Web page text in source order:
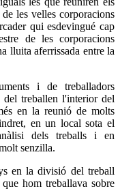
les velles corporacions
qui esdevingué cap
de les corporacions
lluita aferrissada entre la
i de treballadors
del treballen l'interior del
en la reunió de molts
en un local sota el
dels treballs i en
senzilla.
en la divisió del treball
hom treballava sobre